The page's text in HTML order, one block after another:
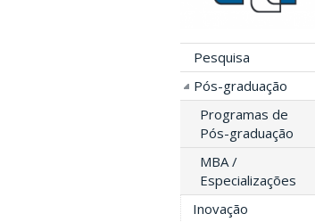
Pesquisa
Pós-graduação
Programas de
Pós-graduação
MBA /
Especializações
Inovação